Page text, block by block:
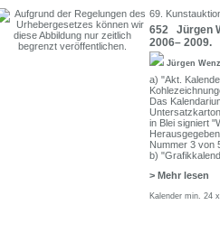
69.
652 Jürgen
2006– 2009.
Jürgen
a) "Akt.
Das
in Blei signiert
Nummer 3 von
b)
> Mehr lesen
Kalender min. 24